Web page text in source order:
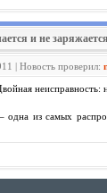
и не
| Новость проверил:
из самых